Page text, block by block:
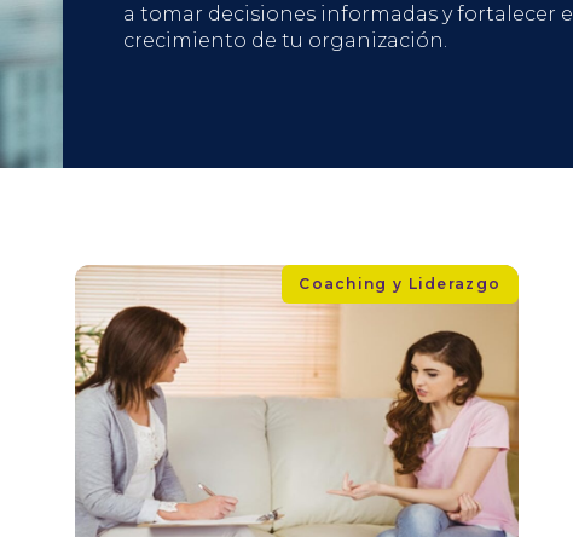
a tomar decisiones informadas y fortalecer el
crecimiento de tu organización.
Coaching y Liderazgo